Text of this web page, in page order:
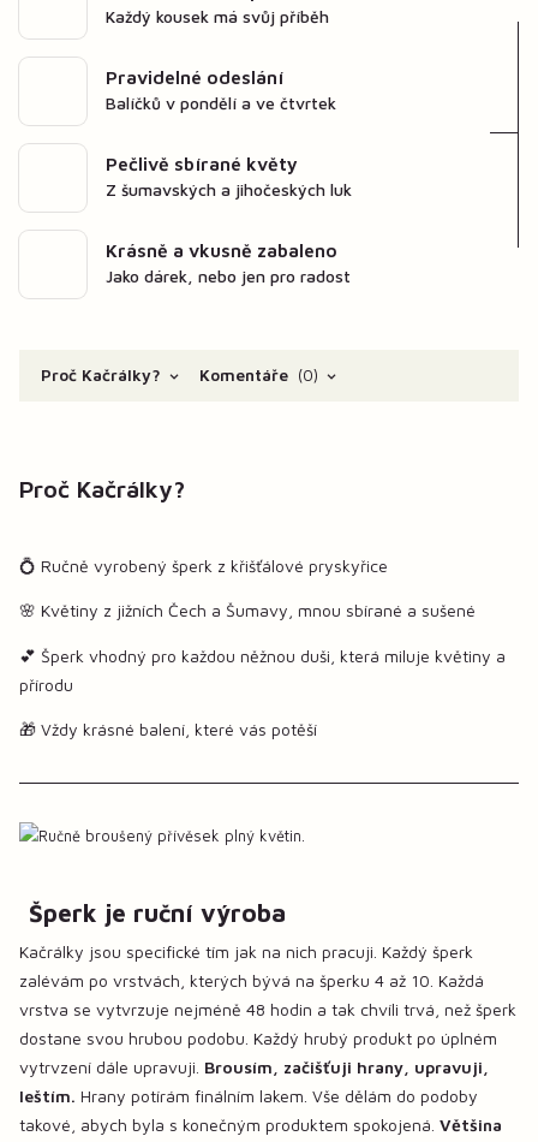
Každý kousek má svůj příběh
Pravidelné odeslání
Balíčků v pondělí a ve čtvrtek
Pečlivě sbírané květy
Z šumavských a jihočeských luk
Krásně a vkusně zabaleno
Jako dárek, nebo jen pro radost
Proč Kačrálky? Komentáře 0
Proč Kačrálky?
💍 Ručně vyrobený šperk z křišťálové pryskyřice
🌸 Květiny z jižních Čech a Šumavy, mnou sbírané a sušené
💕 Šperk vhodný pro každou něžnou duši, která miluje květiny a
přírodu
🎁 Vždy krásné balení, které vás potěší
Šperk je ruční výroba
Kačrálky jsou specifické tím jak na nich pracuji. Každý šperk
zalévám po vrstvách, kterých bývá na šperku 4 až 10. Každá
vrstva se vytvrzuje nejméně 48 hodin a tak chvíli trvá, než šperk
dostane svou hrubou podobu. Každý hrubý produkt po úplném
vytrvzení dále upravuji. Brousím, začišťuji hrany, upravuji,
leštím. Hrany potírám finálním lakem. Vše dělám do podoby
takové, abych byla s konečným produktem spokojená. Většina